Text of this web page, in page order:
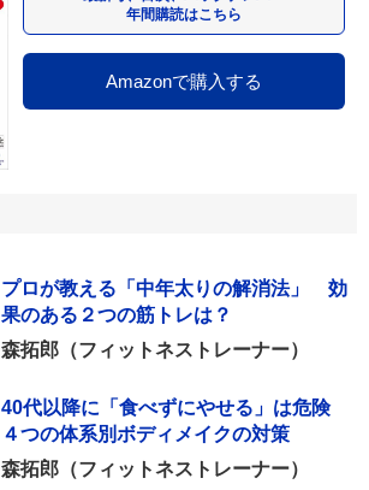
年間購読はこちら
Amazonで購入する
プロが教える「中年太りの解消法」 効
果のある２つの筋トレは？
森拓郎（フィットネストレーナー）
40代以降に「食べずにやせる」は危険
４つの体系別ボディメイクの対策
森拓郎（フィットネストレーナー）